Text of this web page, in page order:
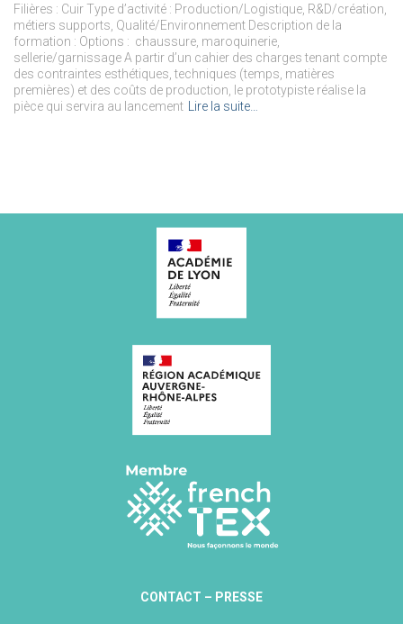
Filières : Cuir Type d’activité : Production/Logistique, R&D/création,
métiers supports, Qualité/Environnement Description de la
formation : Options : chaussure, maroquinerie,
sellerie/garnissage A partir d’un cahier des charges tenant compte
des contraintes esthétiques, techniques (temps, matières
premières) et des coûts de production, le prototypiste réalise la
pièce qui servira au lancement Lire la suite…
CONTACT – PRESSE